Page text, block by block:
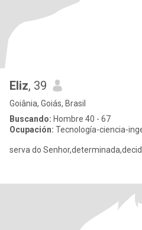
Eliz, 39
Goiânia, Goiás, Brasil
Buscando: Hombre 40 - 67
Ocupación: Tecnología-ciencia-
serva do